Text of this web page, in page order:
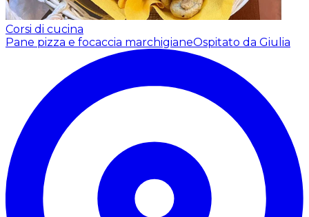
Corsi di cucina
Pane pizza e focaccia marchigianeOspitato da Giulia